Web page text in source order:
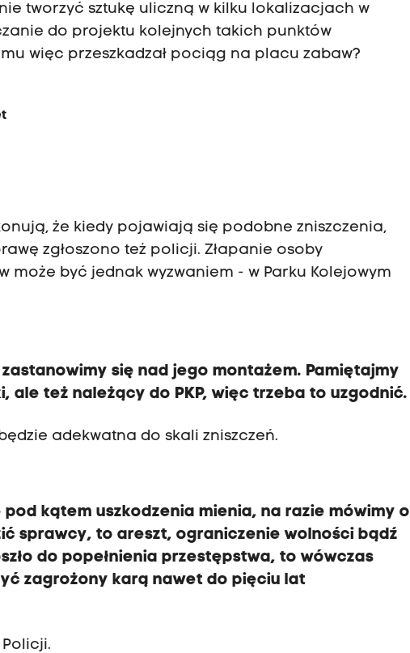
tworzyć sztukę uliczną w kilku lokalizacjach w
do projektu kolejnych takich punktów
więc przeszkadzał pociąg na placu zabaw?
że kiedy pojawiają się podobne zniszczenia,
zgłoszono też policji. Złapanie osoby
może być jednak wyzwaniem - w Parku Kolejowym
się nad jego montażem. Pamiętajmy
ale też należący do PKP, więc trzeba to uzgodnić.
adekwatna do skali zniszczeń.
kątem uszkodzenia mienia, na razie mówimy o
sprawcy, to areszt, ograniczenie wolności bądź
do popełnienia przestępstwa, to wówczas
zagrożony karą nawet do pięciu lat